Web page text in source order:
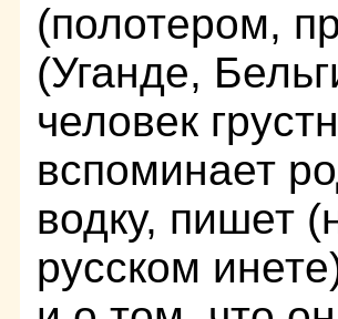
(полотером,
(Уганде,
человек
вспоминает
водку, пишет
русском